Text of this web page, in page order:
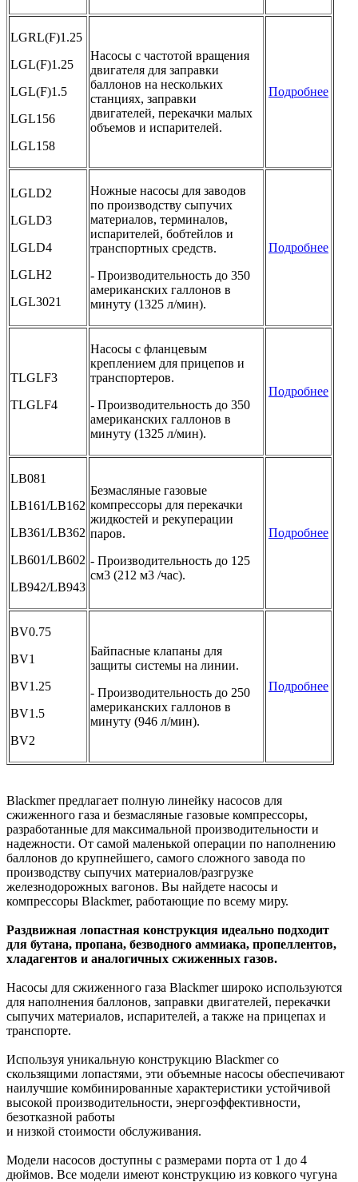
LGRL(F)1.25
LGL(F)1.25
LGL(F)1.5
LGL156
LGL158
Насосы с частотой вращения
двигателя для заправки
баллонов на нескольких
станциях, заправки
двигателей, перекачки малых
объемов и испарителей.
Подробнее
LGLD2
LGLD3
LGLD4
LGLH2
LGL3021
Ножные насосы для заводов
по производству сыпучих
материалов, терминалов,
испарителей, бобтейлов и
транспортных средств.
- Производительность до 350
американских галлонов в
минуту (1325 л/мин).
Подробнее
TLGLF3
TLGLF4
Насосы с фланцевым
креплением для прицепов и
транспортеров.
- Производительность до 350
американских галлонов в
минуту (1325 л/мин).
Подробнее
LB081
LB161/LB162
LB361/LB362
LB601/LB602
LB942/LB943
Безмасляные газовые
компрессоры для перекачки
жидкостей и рекуперации
паров.
- Производительность до 125
см3 (212 м3 /час).
Подробнее
BV0.75
BV1
BV1.25
BV1.5
BV2
Байпасные клапаны для
защиты системы на линии.
- Производительность до 250
американских галлонов в
минуту (946 л/мин).
Подробнее
Blackmer предлагает полную линейку насосов для
сжиженного газа и безмасляные газовые компрессоры,
разработанные для максимальной производительности и
надежности. От самой маленькой операции по наполнению
баллонов до крупнейшего, самого сложного завода по
производству сыпучих материалов/разгрузке
железнодорожных вагонов. Вы найдете насосы и
компрессоры Blackmer, работающие по всему миру.
Раздвижная лопастная конструкция идеально подходит
для бутана, пропана, безводного аммиака, пропеллентов,
хладагентов и аналогичных сжиженных газов.
Насосы для сжиженного газа Blackmer широко используются
для наполнения баллонов, заправки двигателей, перекачки
сыпучих материалов, испарителей, а также на прицепах и
транспорте.
Используя уникальную конструкцию Blackmer со
скользящими лопастями, эти объемные насосы обеспечивают
наилучшие комбинированные характеристики устойчивой
высокой производительности, энергоэффективности,
безотказной работы
и низкой стоимости обслуживания.
Модели насосов доступны с размерами порта от 1 до 4
дюймов. Все модели имеют конструкцию из ковкого чугуна